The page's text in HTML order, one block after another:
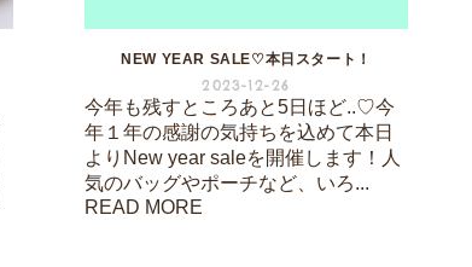
NEW YEAR SALE♡本日スタート！
2023-12-26
今年も残すところあと5日ほど..♡今
年１年の感謝の気持ちを込めて本日
よりNew year saleを開催します！人
気のバッグやポーチなど、いろ...
READ MORE